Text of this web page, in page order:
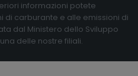
informazioni potete
di carburante e alle emissioni di
dal Ministero dello Sviluppo
delle nostre filiali.